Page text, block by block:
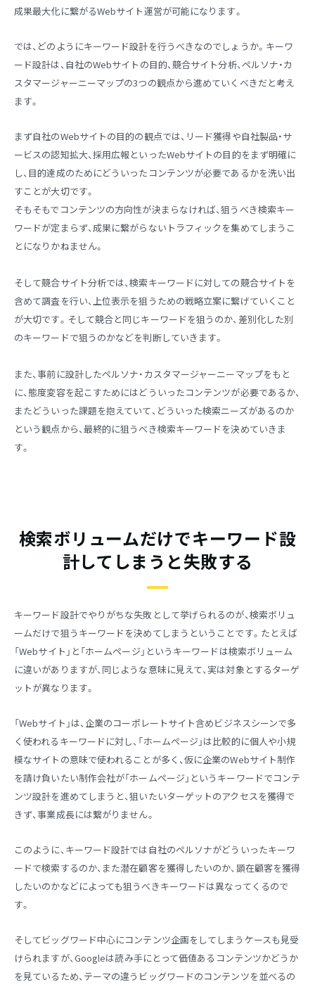
成果最大化に繋がるWebサイト運営が可能になります。
では、どのようにキーワード設計を行うべきなのでしょうか。キーワ
ード設計は、自社のWebサイトの目的、競合サイト分析、ペルソナ・カ
スタマージャーニーマップの3つの観点から進めていくべきだと考え
ます。
まず自社のWebサイトの目的の観点では、リード獲得や自社製品・サ
ービスの認知拡大、採用広報といったWebサイトの目的をまず明確に
し、目的達成のためにどういったコンテンツが必要であるかを洗い出
すことが大切です。
そもそもでコンテンツの方向性が決まらなければ、狙うべき検索キー
ワードが定まらず、成果に繋がらないトラフィックを集めてしまうこ
とになりかねません。
そして競合サイト分析では、検索キーワードに対しての競合サイトを
含めて調査を行い、上位表示を狙うための戦略立案に繋げていくこと
が大切です。そして競合と同じキーワードを狙うのか、差別化した別
のキーワードで狙うのかなどを判断していきます。
また、事前に設計したペルソナ・カスタマージャーニーマップをもと
に、態度変容を起こすためにはどういったコンテンツが必要であるか、
またどういった課題を抱えていて、どういった検索ニーズがあるのか
という観点から、最終的に狙うべき検索キーワードを決めていきま
す。
検索ボリュームだけでキーワード設
計してしまうと失敗する
キーワード設計でやりがちな失敗として挙げられるのが、検索ボリュ
ームだけで狙うキーワードを決めてしまうということです。たとえば
「Webサイト」と「ホームページ」というキーワードは検索ボリューム
に違いがありますが、同じような意味に見えて、実は対象とするターゲ
ットが異なります。
「Webサイト」は、企業のコーポレートサイト含めビジネスシーンで多
く使われるキーワードに対し、「ホームページ」は比較的に個人や小規
模なサイトの意味で使われることが多く、仮に企業のWebサイト制作
を請け負いたい制作会社が「ホームページ」というキーワードでコンテ
ンツ設計を進めてしまうと、狙いたいターゲットのアクセスを獲得で
きず、事業成長には繋がりません。
このように、キーワード設計では自社のペルソナがどういったキーワ
ードで検索するのか、また潜在顧客を獲得したいのか、顕在顧客を獲得
したいのかなどによっても狙うべきキーワードは異なってくるので
す。
そしてビッグワード中心にコンテンツ企画をしてしまうケースも見受
けられますが、Googleは読み手にとって価値あるコンテンツかどうか
を見ているため、テーマの違うビッグワードのコンテンツを並べるの